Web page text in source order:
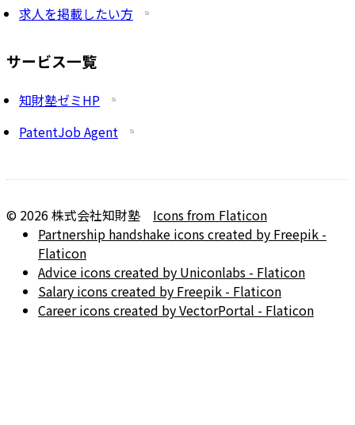
求人を掲載したい方
サービス一覧
知財塾ゼミHP
PatentJob Agent
© 2026株式会社知財塾
Icons from Flaticon
Partnership handshake icons created by Freepik -
Flaticon
Advice icons created by Uniconlabs - Flaticon
Salary icons created by Freepik - Flaticon
Career icons created by VectorPortal - Flaticon